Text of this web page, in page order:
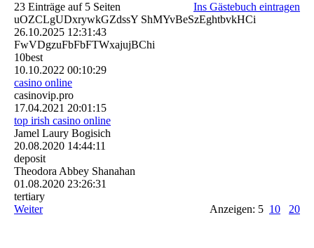
23 Einträge auf 5 Seiten
Ins Gästebuch eintragen
uOZCLgUDxrywkGZdssY ShMYvBeSzEghtbvkHCi
26.10.2025 12:31:43
FwVDgzuFbFbFTWxajujBChi
10best
10.10.2022 00:10:29
casino online
casinovip.pro
17.04.2021 20:01:15
top irish casino online
Jamel Laury Bogisich
20.08.2020 14:44:11
deposit
Theodora Abbey Shanahan
01.08.2020 23:26:31
tertiary
Weiter
Anzeigen: 5 10 20